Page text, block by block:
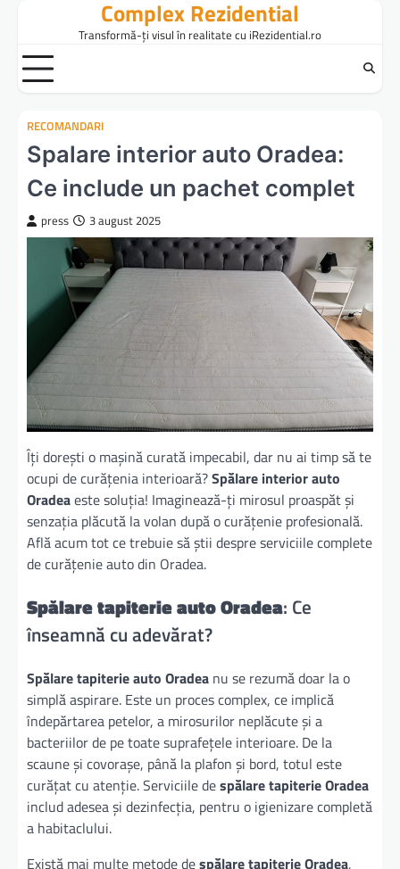
content
Complex Rezidential
Transformă-ți visul în realitate cu iRezidential.ro
RECOMANDARI
Spalare interior auto Oradea:
Ce include un pachet complet
press 3 august 2025
Îți dorești o mașină curată impecabil, dar nu ai timp să te
ocupi de curățenia interioară?Spălare interior auto
Oradeaeste soluția! Imaginează-ți mirosul proaspăt și
senzația plăcută la volan după o curățenie profesională.
Află acum tot ce trebuie să știi despre serviciile complete
de curățenie auto din Oradea.
Spălare tapiterie auto Oradea: Ce
înseamnă cu adevărat?
Spălare tapiterie auto Oradea nu se rezumă doar la o
simplă aspirare. Este un proces complex, ce implică
îndepărtarea petelor, a mirosurilor neplăcute și a
bacteriilor de pe toate suprafețele interioare. De la
scaune și covorașe, până la plafon și bord, totul este
curățat cu atenție. Serviciile despălare tapiterie Oradea
includ adesea și dezinfecția, pentru o igienizare completă
a habitaclului.
Există mai multe metode despălare tapiterie Oradea,